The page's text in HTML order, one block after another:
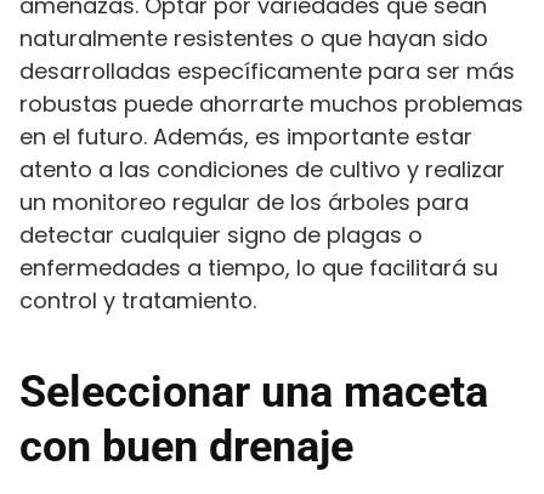
naturalmente resistentes o que hayan sido
desarrolladas específicamente para ser más
robustas puede ahorrarte muchos problemas
en el futuro. Además, es importante estar
atento a las condiciones de cultivo y realizar
un monitoreo regular de los árboles para
detectar cualquier signo de plagas o
enfermedades a tiempo, lo que facilitará su
control y tratamiento.
Seleccionar una maceta
con buen drenaje